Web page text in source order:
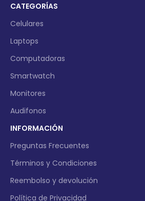
CATEGORÍAS
Celulares
Laptops
Computadoras
Smartwatch
Monitores
Audifonos
INFORMACIÓN
Preguntas Frecuentes
Términos y Condiciones
Reembolso y devolución
Política de Privacidad